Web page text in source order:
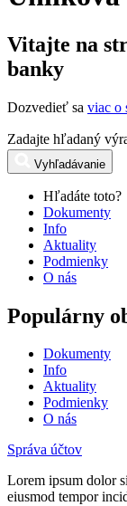
Vitajte na
banky
Dozvedieť sa viac o
Zadajte hľadaný
Vyhľadávanie
Hľadáte toto?
Dokumenty
Info
Aktuality
Podmienky
O nás
Populárny
Dokumenty
Info
Aktuality
Podmienky
O nás
Správa účtov
Lorem ipsum dolor
eiusmod tempor